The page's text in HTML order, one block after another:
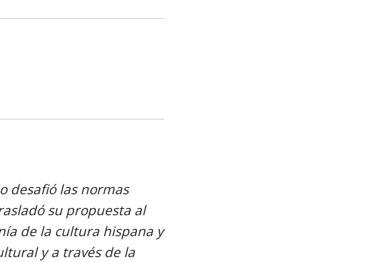
desafió las normas
su propuesta al
de la cultura hispana y
y a través de la